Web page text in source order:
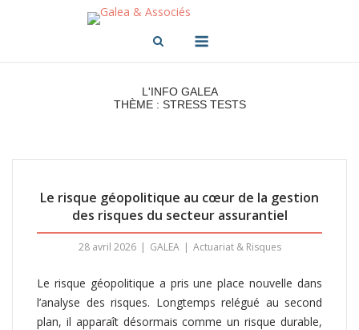
L'INFO GALEA
THÈME : STRESS TESTS
Le risque géopolitique au cœur de la gestion
des risques du secteur assurantiel
28 avril 2026 GALEA Actuariat & Risques
Le risque géopolitique a pris une place nouvelle dans
l’analyse des risques. Longtemps relégué au second
plan, il apparaît désormais comme un risque durable,